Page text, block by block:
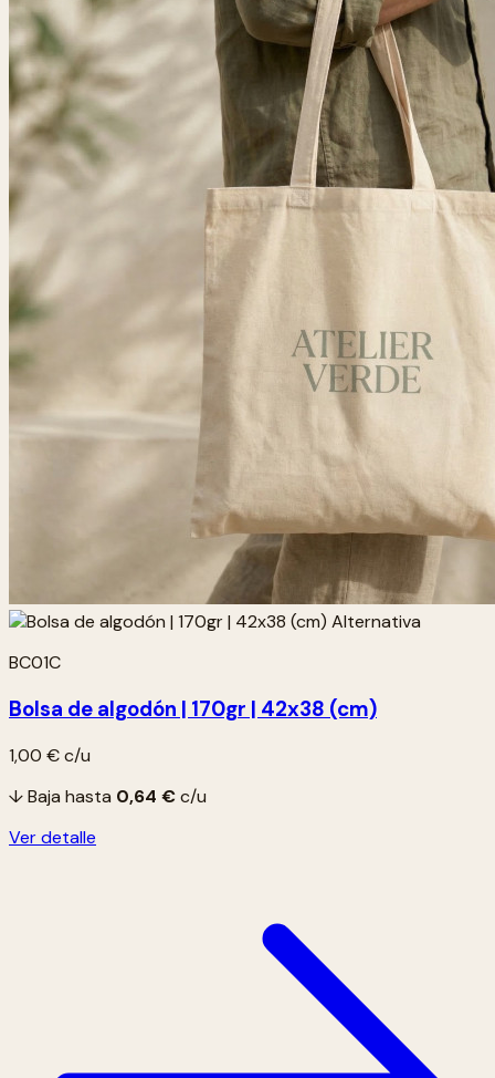
BC01C
Bolsa de algodón | 170gr | 42x38 (cm)
1,00 €c/u
↓ Baja hasta 0,64 €c/u
Ver detalle